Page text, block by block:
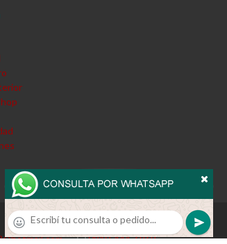
· 0810-444-6969